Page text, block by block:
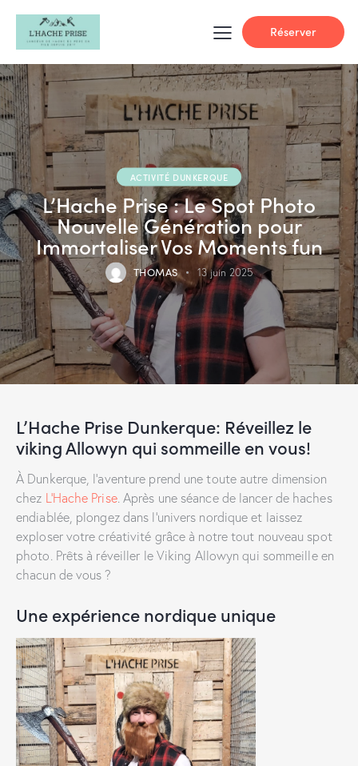
Réserver
ACTIVITÉ DUNKERQUE
L’Hache Prise : Le Spot Photo
Nouvelle Génération pour
Immortaliser Vos Moments fun
THOMAS 13 juin 2025
L’Hache Prise Dunkerque: Réveillez le
viking Allowyn qui sommeille en vous!
À Dunkerque, l’aventure prend une toute autre dimension
chez L’Hache Prise. Après une séance de lancer de haches
endiablée, plongez dans l’univers nordique et laissez
exploser votre créativité grâce à notre tout nouveau spot
photo. Prêts à réveiller le Viking Allowyn qui sommeille en
chacun de vous ?
Une expérience nordique unique